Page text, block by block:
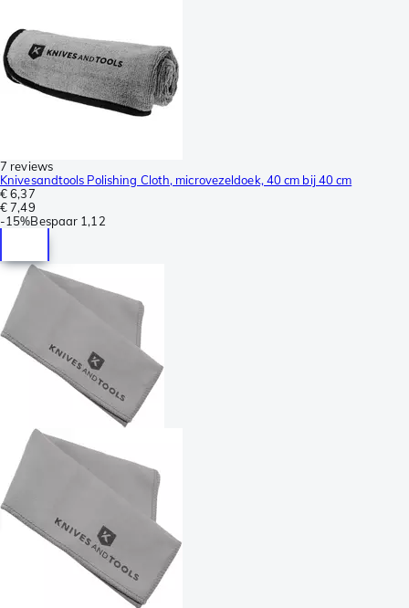
7 reviews
Knivesandtools Polishing Cloth, microvezeldoek, 40 cm bij 40 cm
€ 6,37
€ 7,49
-15%Bespaar 1,12